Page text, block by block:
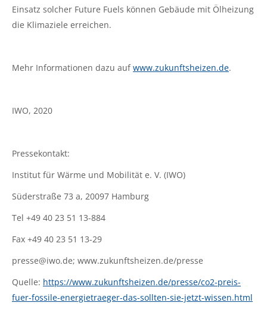
Einsatz solcher Future Fuels können Gebäude mit Ölheizung
die Klimaziele erreichen.
Mehr Informationen dazu aufwww.zukunftsheizen.de.
IWO, 2020
Pressekontakt:
Institut für Wärme und Mobilität e. V. (IWO)
Süderstraße 73 a, 20097 Hamburg
Tel +49 40 23 51 13-884
Fax +49 40 23 51 13-29
presse@iwo.de; www.zukunftsheizen.de/presse
Quelle: https://www.zukunftsheizen.de/presse/co2-preis-
fuer-fossile-energietraeger-das-sollten-sie-jetzt-wissen.html